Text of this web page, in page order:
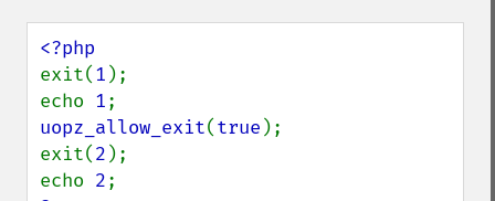
exit(1 );
echo 1
uopz_allow_exit(true );
exit(2 );
echo 2